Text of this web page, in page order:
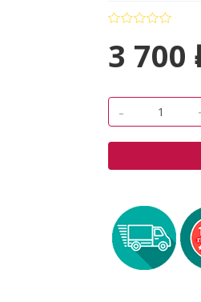
3 700
-